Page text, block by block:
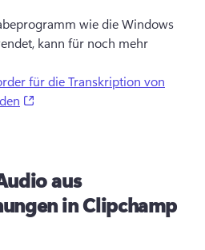
wie die Windows
kann für noch mehr
für die Transkription von
aus
in Clipchamp